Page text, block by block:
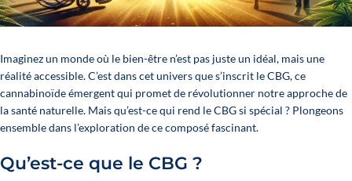
Imaginez un monde où le bien-être n’est pas juste un idéal, mais une
réalité accessible. C’est dans cet univers que s’inscrit le CBG, ce
cannabinoïde émergent qui promet de révolutionner notre approche de
la santé naturelle. Mais qu’est-ce qui rend le CBG si spécial ? Plongeons
ensemble dans l’exploration de ce composé fascinant.
Qu’est-ce que le CBG ?